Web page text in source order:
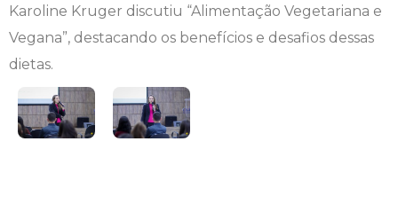
Karoline Kruger discutiu “Alimentação Vegetariana e
Vegana”, destacando os benefícios e desafios dessas
dietas.
Engenharia Civil
Engenharia de Software
Engenharia Elétrica
Central de Estágios - TCC
Ensalamento
Horário de Aulas
Educação em Direitos Humanos
Editais
Extensão